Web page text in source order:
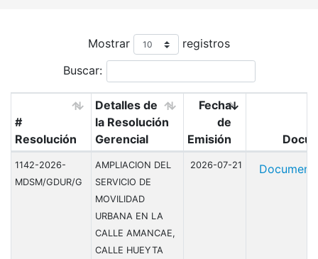
Mostrar
registros
Buscar:
#
Resolución
Detalles de
la Resolución
Gerencial
Fecha
de
Emisión
1142-2026-
MDSM/GDUR/G
AMPLIACION DEL
SERVICIO DE
MOVILIDAD
URBANA EN LA
CALLE AMANCAE,
CALLE HUEYTA
2026-07-21